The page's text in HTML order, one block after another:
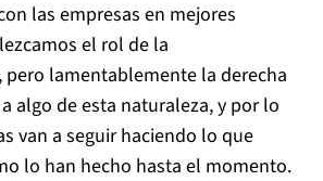
las empresas en mejores
el rol de la
pero lamentablemente la derecha
algo de esta naturaleza, y por lo
van a seguir haciendo lo que
lo han hecho hasta el momento.